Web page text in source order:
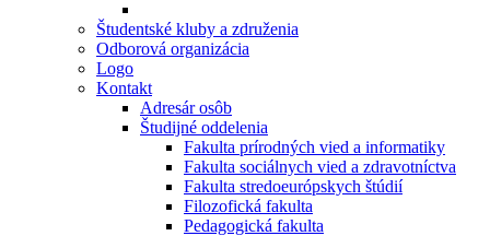
Študentské kluby a združenia
Odborová organizácia
Logo
Kontakt
Adresár osôb
Študijné oddelenia
Fakulta prírodných vied a informatiky
Fakulta sociálnych vied a zdravotníctva
Fakulta stredoeurópskych štúdií
Filozofická fakulta
Pedagogická fakulta